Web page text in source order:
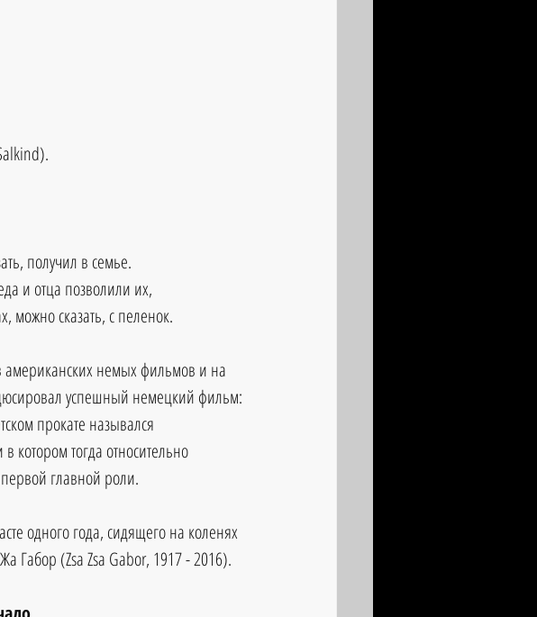
получил в семье.
и отца позволили их,
можно сказать, с пеленок.
немых фильмов и на
успешный немецкий фильм:
прокате назывался
котором тогда относительно
главной роли.
одного года, сидящего на коленях
Габор (Zsa Zsa Gabor, 1917 - 2016).